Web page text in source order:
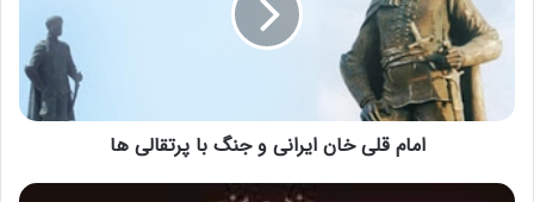
امام قلی خان ایرانی و جنگ با پرتقالی ها